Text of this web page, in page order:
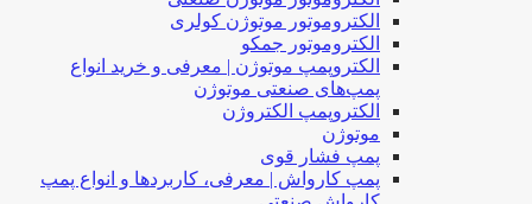
الکتروموتور موتوژن کولری
الکتروموتور جمکو
الکتروپمپ موتوژن | معرفی و خرید انواع
پمپ‌های صنعتی موتوژن
الکتروپمپ الکتروژن
موتوژن
پمپ فشار قوی
پمپ کارواش | معرفی، کاربردها و انواع پمپ